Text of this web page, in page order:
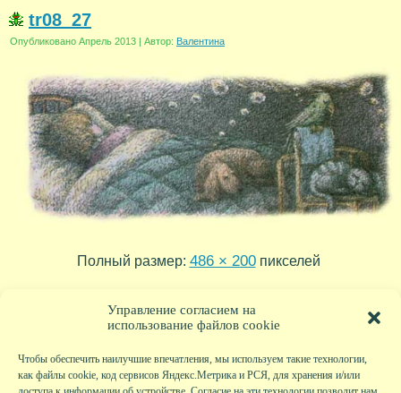
Управление согласием на
использование файлов cookie
Чтобы обеспечить наилучшие впечатления, мы используем такие технологии,
как файлы cookie, код сервисов Яндекс.Метрика и РСЯ, для хранения и/или
tr08_27
Опубликовано Апрель 2013 | Автор: Валентина
Полный размер: 486 × 200пикселей